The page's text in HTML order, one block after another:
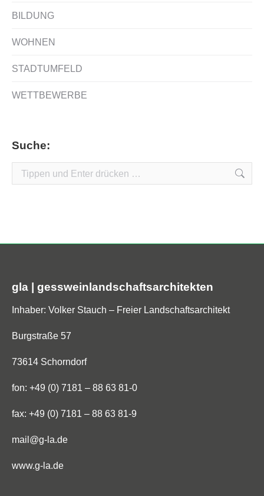
BILDUNG
WOHNEN
STADTUMFELD
WETTBEWERBE
Suche:
Search:
gla | gessweinlandschaftsarchitekten
Inhaber: Volker Stauch – Freier Landschaftsarchitekt
Burgstraße 57
73614 Schorndorf
fon: +49 (0) 7181 – 88 63 81-0
fax: +49 (0) 7181 – 88 63 81-9
mail@g-la.de
www.g-la.de